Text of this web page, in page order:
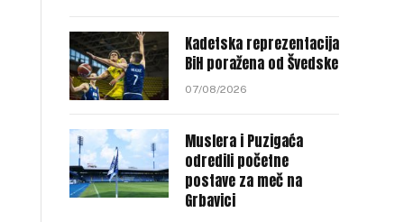
Kadetska reprezentacija
BiH poražena od Švedske
07/08/2026
Muslera i Puzigaća
odredili početne
postave za meč na
Grbavici